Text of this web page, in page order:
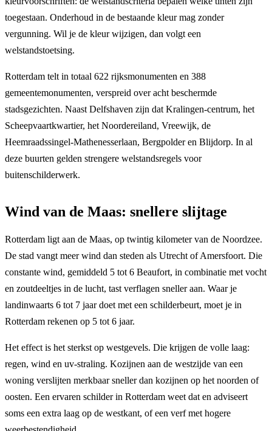
toegestaan. Onderhoud in de bestaande kleur mag zonder
vergunning. Wil je de kleur wijzigen, dan volgt een
welstandstoetsing.
Rotterdam telt in totaal 622 rijksmonumenten en 388
gemeentemonumenten, verspreid over acht beschermde
stadsgezichten. Naast Delfshaven zijn dat Kralingen-centrum, het
Scheepvaartkwartier, het Noordereiland, Vreewijk, de
Heemraadssingel-Mathenesserlaan, Bergpolder en Blijdorp. In al
deze buurten gelden strengere welstandsregels voor
buitenschilderwerk.
Wind van de Maas: snellere slijtage
Rotterdam ligt aan de Maas, op twintig kilometer van de Noordzee.
De stad vangt meer wind dan steden als Utrecht of Amersfoort. Die
constante wind, gemiddeld 5 tot 6 Beaufort, in combinatie met vocht
en zoutdeeltjes in de lucht, tast verflagen sneller aan. Waar je
landinwaarts 6 tot 7 jaar doet met een schilderbeurt, moet je in
Rotterdam rekenen op 5 tot 6 jaar.
Het effect is het sterkst op westgevels. Die krijgen de volle laag:
regen, wind en uv-straling. Kozijnen aan de westzijde van een
woning verslijten merkbaar sneller dan kozijnen op het noorden of
oosten. Een ervaren schilder in Rotterdam weet dat en adviseert
soms een extra laag op de westkant, of een verf met hogere